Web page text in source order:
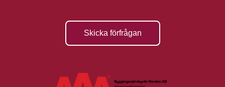
Skicka förfrågan